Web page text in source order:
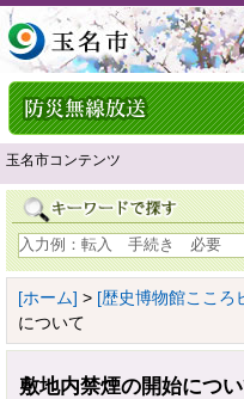
玉名市コンテンツ
[ホーム] > [歴史博物館こころ
について
敷地内禁煙の開始につ